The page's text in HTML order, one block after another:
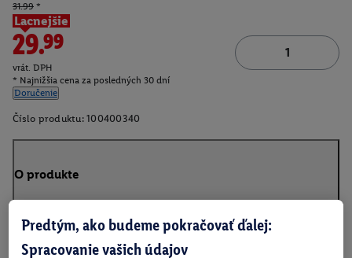
31.99 *
Lacnejšie
29.99
vrát. DPH
* Najnižšia cena za posledných 30 dní
Doručenie
Číslo produktu: 100400340
O produkte
Predtým, ako budeme pokračovať ďalej:
Spracovanie vašich údajov